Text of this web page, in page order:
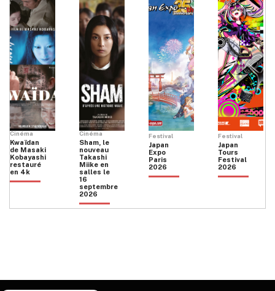
Cinéma
Kwaïdan
de Masaki
Kobayashi
restauré
en 4k
Cinéma
Sham, le
nouveau
Takashi
Miike en
salles le
16
septembre
2026
Festival
Japan
Expo
Paris
2026
Festival
Japan
Tours
Festival
2026